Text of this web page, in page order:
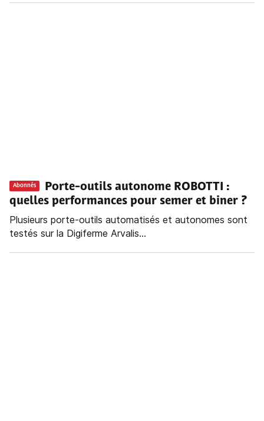
Abonnés
Porte-outils autonome ROBOTTI :
quelles performances pour semer et biner ?
Plusieurs porte-outils automatisés et autonomes sont
testés sur la Digiferme Arvalis...